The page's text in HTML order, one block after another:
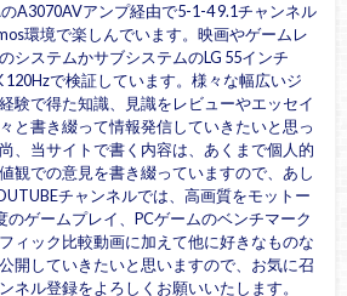
A3070AVアンプ経由で5-1-4 9.1チャンネル
環境で楽しんでいます。映画やゲームレ
システムかサブシステムのLG 55インチ
120Hzで検証しています。様々な幅広いジ
験で得た知識、見識をレビューやエッセイ
と書き綴って情報発信していきたいと思っ
、当サイトで書く内容は、あくまで個人的
観での意見を書き綴っていますので、あし
チャンネルでは、高画質をモットー
のゲームプレイ、PCゲームのベンチマーク
ィック比較動画に加えて他に好きなものな
開していきたいと思いますので、お気に召
ネル登録をよろしくお願いいたします。